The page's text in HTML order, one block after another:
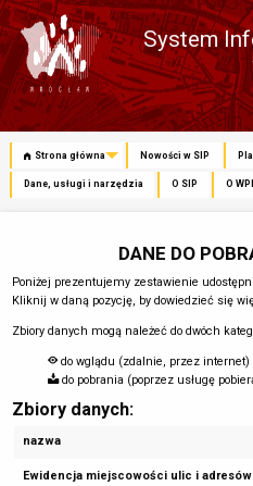
System
Strona główna Nowości w SIP
Dane, usługi i narzędzia O SIP O
DANE DO
Poniżej prezentujemy zestawienie
Kliknij w daną pozycję, by dowiedzieć się
Zbiory danych mogą należeć do dwóch
do wglądu (zdalnie, przez internet)
do pobrania (poprzez usługę
Zbiory danych:
nazwa
Ewidencja miejscowości ulic i adresów